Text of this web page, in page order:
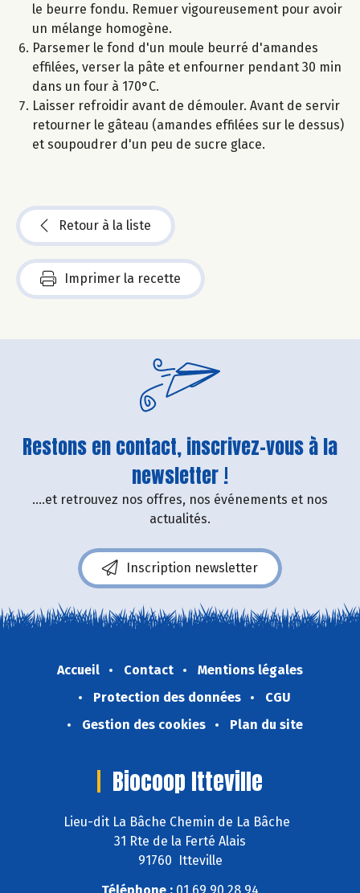
le beurre fondu. Remuer vigoureusement pour avoir
un mélange homogène.
Parsemer le fond d'un moule beurré d'amandes
effilées, verser la pâte et enfourner pendant 30 min
dans un four à 170°C.
Laisser refroidir avant de démouler. Avant de servir
retourner le gâteau (amandes effilées sur le dessus)
et soupoudrer d'un peu de sucre glace.
Retour à la liste
Imprimer la recette
Restons en contact, inscrivez-vous à la
newsletter !
....et retrouvez nos offres, nos événements et nos
actualités.
Inscription newsletter
Accueil Contact
Mentions légales
Protection des données
CGU
Gestion des cookies
Plan du site
Biocoop Itteville
Lieu-dit La Bâche Chemin de La Bâche
31 Rte de la Ferté Alais
91760 Itteville